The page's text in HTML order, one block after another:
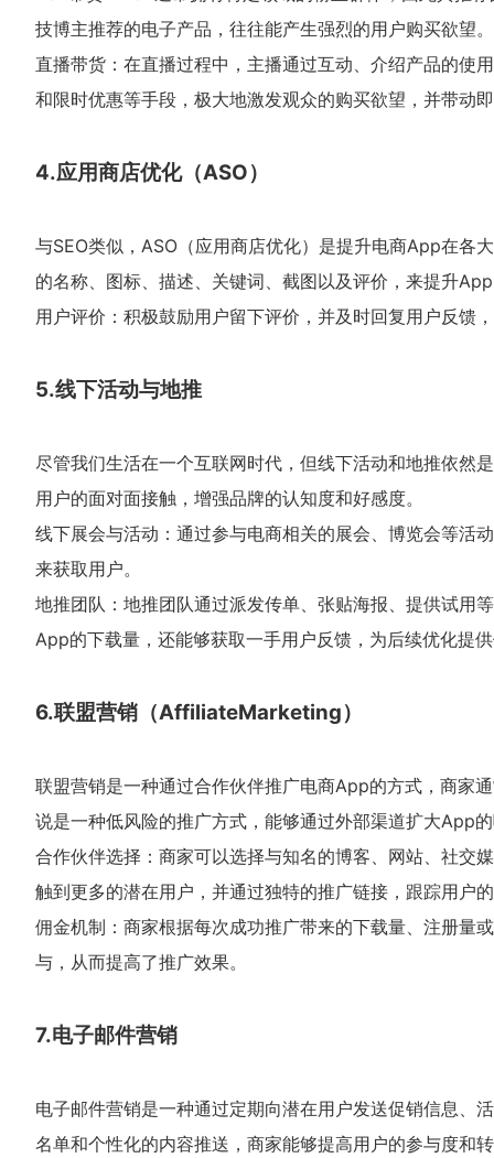
技博主推荐的电子产品，往往能产生强烈的用户购买欲望。
直播带货：在直播过程中，主播通过互动、介绍产品的使
和限时优惠等手段，极大地激发观众的购买欲望，并带动
4.应用商店优化（ASO）
与SEO类似，ASO（应用商店优化）是提升电商App在各
的名称、图标、描述、关键词、截图以及评价，来提升
用户评价：积极鼓励用户留下评价，并及时回复用户反馈
5.线下活动与地推
尽管我们生活在一个互联网时代，但线下活动和地推依然
用户的面对面接触，增强品牌的认知度和好感度。
线下展会与活动：通过参与电商相关的展会、博览会等活
来获取用户。
地推团队：地推团队通过派发传单、张贴海报、提供试用
App的下载量，还能够获取一手用户反馈，为后续优化提
6.联盟营销（AffiliateMarketing）
联盟营销是一种通过合作伙伴推广电商App的方式，商家
说是一种低风险的推广方式，能够通过外部渠道扩大App
合作伙伴选择：商家可以选择与知名的博客、网站、社交
触到更多的潜在用户，并通过独特的推广链接，跟踪用户
佣金机制：商家根据每次成功推广带来的下载量、注册量
与，从而提高了推广效果。
7.电子邮件营销
电子邮件营销是一种通过定期向潜在用户发送促销信息、
名单和个性化的内容推送，商家能够提高用户的参与度和